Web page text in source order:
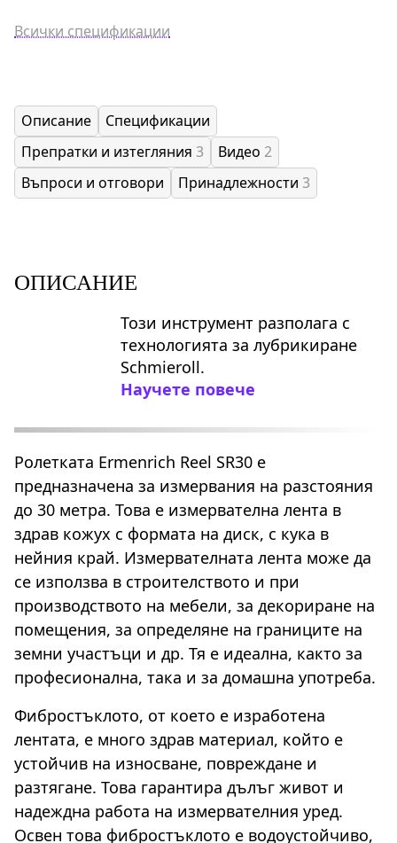
Всички спецификации
Описание
Спецификации
Препратки и изтегляния 3 Видео 2
Въпроси и отговори
Принадлежности 3
ОПИСАНИЕ
Този инструмент разполага с
технологията за лубрикиране
Schmieroll.
Научете повече
Ролетката Ermenrich Reel SR30 е
предназначена за измервания на разстояния
до 30 метра. Това е измервателна лента в
здрав кожух с формата на диск, с кука в
нейния край. Измервателната лента може да
се използва в строителството и при
производството на мебели, за декориране на
помещения, за определяне на границите на
земни участъци и др. Тя е идеална, както за
професионална, така и за домашна употреба.
Фибростъклото, от което е изработена
лентата, е много здрав материал, който е
устойчив на износване, повреждане и
разтягане. Това гарантира дълъг живот и
надеждна работа на измервателния уред.
Освен това фибростъклото е водоустойчиво,